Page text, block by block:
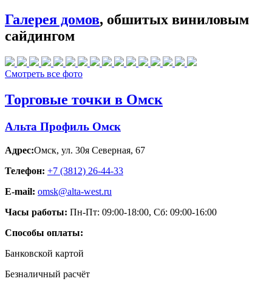
Галерея домов, обшитых виниловым
сайдингом
Смотреть все фото
Торговые точки в Омск
Альта Профиль Омск
Адрес:Омск, ул. 30я Северная, 67
Телефон: +7 (3812) 26‑44-33
E-mail: omsk@alta-west.ru
Часы работы: Пн-Пт: 09:00-18:00, Сб: 09:00-16:00
Способы оплаты:
Банковской картой
Безналичный расчёт